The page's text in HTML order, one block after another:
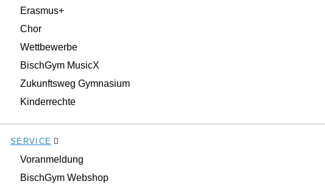
Erasmus+
Chor
Wettbewerbe
BischGym MusicX
Zukunftsweg Gymnasium
Kinderrechte
SERVICE
Voranmeldung
BischGym Webshop